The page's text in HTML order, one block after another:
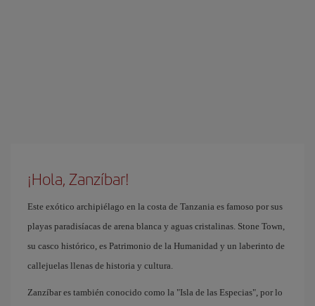
¡Hola, Zanzíbar!
Este exótico archipiélago en la costa de Tanzania es famoso por sus
playas paradisíacas de arena blanca y aguas cristalinas. Stone Town,
su casco histórico, es Patrimonio de la Humanidad y un laberinto de
callejuelas llenas de historia y cultura.
Zanzíbar es también conocido como la "Isla de las Especias", por lo